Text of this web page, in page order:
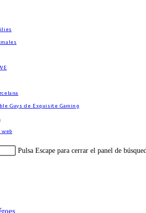
Guys de Exquisite Gaming
web
Pulsa Escape para cerrar el panel de